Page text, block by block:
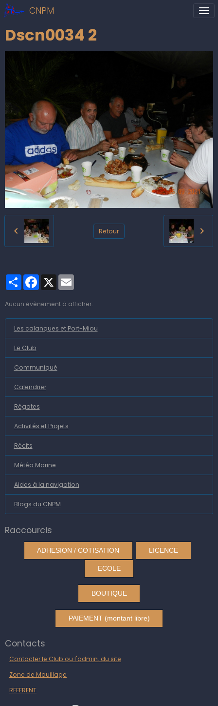
CNPM
Dscn0034 2
Retour
PartagerFacebook
X
Aucun évènement à afficher.
Les calanques et Port-Miou
Le Club
Communiqué
Calendrier
Régates
Activités et Projets
Récits
Météo Marine
Aides à la navigation
Blogs du CNPM
Raccourcis
ADHESION / COTISATION LICENCE
ECOLE
BOUTIQUE
PAIEMENT (montant libre)
Contacts
Contacter le Club ou l'admin. du site
Zone de Mouillage
REFERENT